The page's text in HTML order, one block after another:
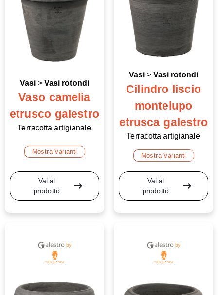
Vasi > Vasi rotondi
Vaso camelia
etrusco galestro
Terracotta artigianale
Mostra Varianti
Vai al
prodotto
arrow_right_alt
Vasi > Vasi rotondi
Cilindro liscio
montelupo
etrusca galestro
Terracotta artigianale
Mostra Varianti
Vai al
prodotto
arrow_right_alt